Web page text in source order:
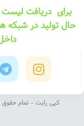
برای دریافت
حال تولید در شبکه
کپی رایت – تمام